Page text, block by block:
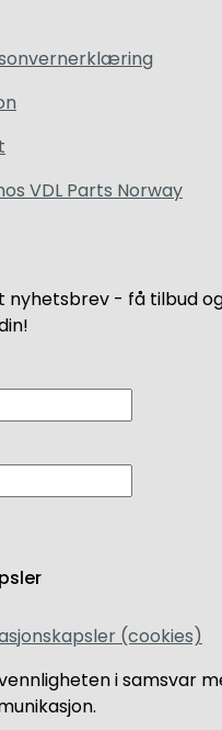
VDL Parts Norway
nyhetsbrev - få tilbud
(cookies)
i samsvar